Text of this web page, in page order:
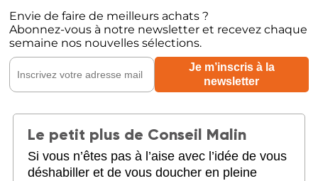
Envie de faire de meilleurs achats ?
Abonnez-vous à notre newsletter et recevez chaque
semaine nos nouvelles sélections.
Le petit plus de Conseil Malin
Si vous n’êtes pas à l’aise avec l’idée de vous
déshabiller et de vous doucher en pleine